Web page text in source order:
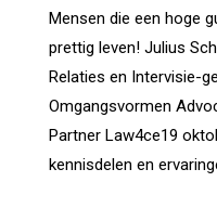
Mensen die een hoge
prettig leven! Julius
Relaties en Intervisie-
Omgangsvormen
Partner Law4ce19
kennisdelen en